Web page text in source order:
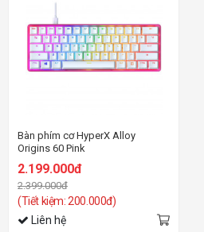
Bàn phím cơ HyperX Alloy
Origins 60 Pink
2.199.000đ
2.399.000đ
(Tiết kiệm: 200.000đ)
Liên hệ